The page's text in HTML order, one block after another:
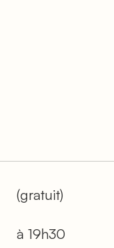
(gratuit)
à 19h30